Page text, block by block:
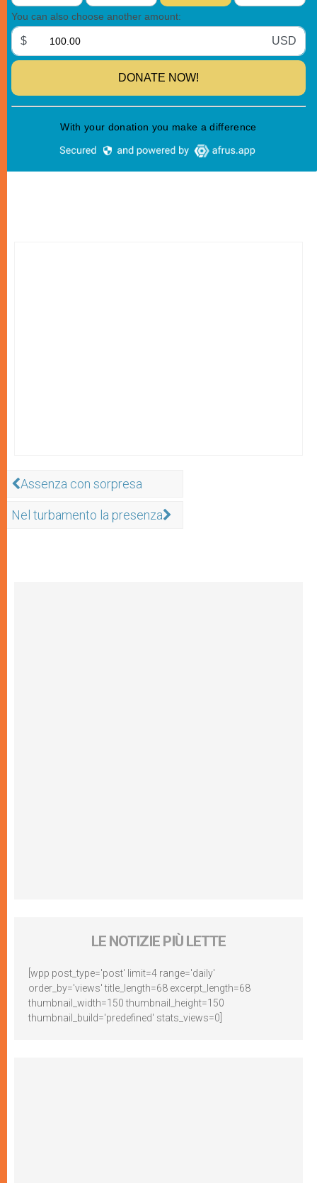
Assenza con sorpresa
Nel turbamento la presenza
LE NOTIZIE PIÙ LETTE
[wpp post_type='post' limit=4 range='daily'
order_by='views' title_length=68 excerpt_length=68
thumbnail_width=150 thumbnail_height=150
thumbnail_build='predefined' stats_views=0]